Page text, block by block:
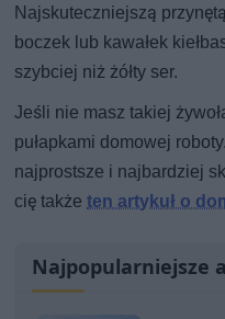
Najskuteczniejszą
boczek lub kawałek
szybciej niż żółty ser.
Jeśli nie masz takiej
pułapkami domowej
najprostsze i najbardziej
cię takżeten artykuł o
Najpopularniejsze